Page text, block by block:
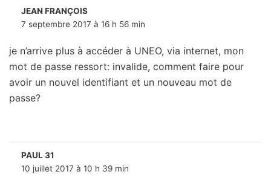
JEAN FRANÇOIS
7 septembre 2017 à 16 h 56 min
je n’arrive plus à accéder à UNEO, via internet, mon
mot de passe ressort: invalide, comment faire pour
avoir un nouvel identifiant et un nouveau mot de
passe?
PAUL 31
10 juillet 2017 à 10 h 39 min